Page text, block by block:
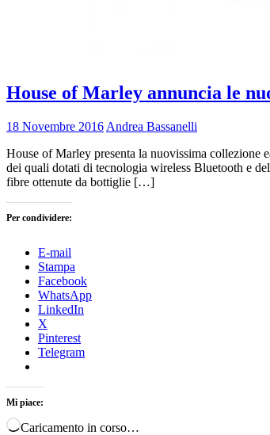
House of Marley annuncia le
18 Novembre 2016 Andrea Bassanelli
House of Marley presenta la nuovissima
dei quali dotati di tecnologia wireless Bluetooth e
fibre ottenute da bottiglie […]
Per condividere:
E-mail
Stampa
Facebook
WhatsApp
LinkedIn
X
Pinterest
Telegram
Mi piace:
Caricamento in corso…